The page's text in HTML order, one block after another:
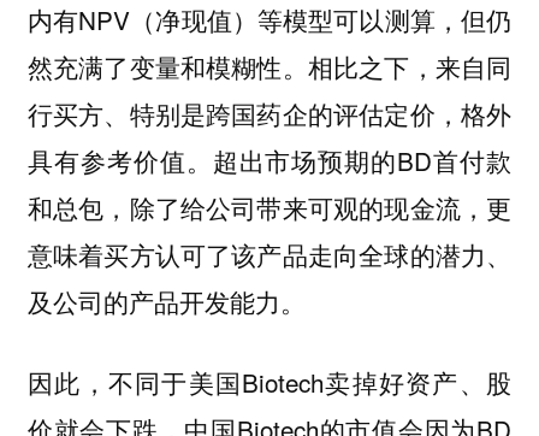
内有NPV（净现值）等模型可以测算，但仍
然充满了变量和模糊性。相比之下，来自同
行买方、特别是跨国药企的评估定价，格外
具有参考价值。超出市场预期的BD首付款
和总包，除了给公司带来可观的现金流，更
意味着买方认可了该产品走向全球的潜力、
及公司的产品开发能力。
因此，不同于美国Biotech卖掉好资产、股